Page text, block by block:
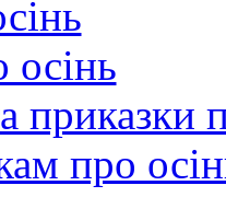
осінь
приказки
про